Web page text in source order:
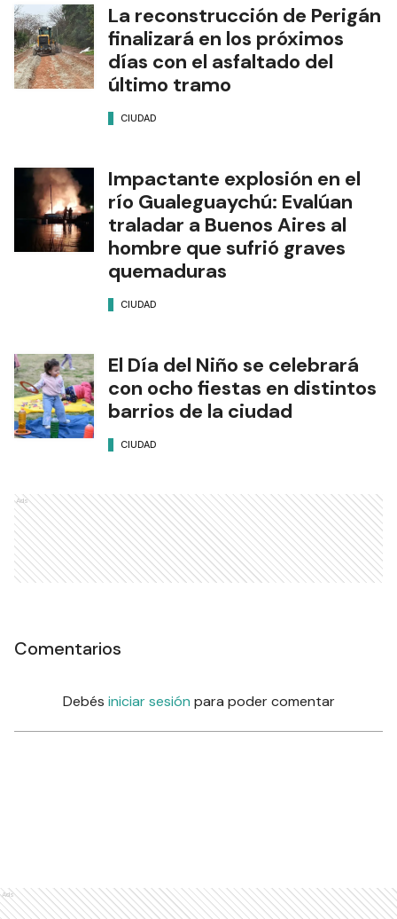
La reconstrucción de Perigán
finalizará en los próximos
días con el asfaltado del
último tramo
CIUDAD
Impactante explosión en el
río Gualeguaychú: Evalúan
traladar a Buenos Aires al
hombre que sufrió graves
quemaduras
CIUDAD
El Día del Niño se celebrará
con ocho fiestas en distintos
barrios de la ciudad
CIUDAD
Ads
Comentarios
Debés iniciar sesión para poder comentar
Ads